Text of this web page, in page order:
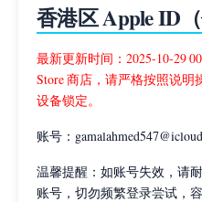
香港区 Apple ID
最新更新时间：2025-10-29
Store 商店，请严格按照说
设备锁定。
账号：
温馨提醒：如账号失效，请
账号，切勿频繁登录尝试，